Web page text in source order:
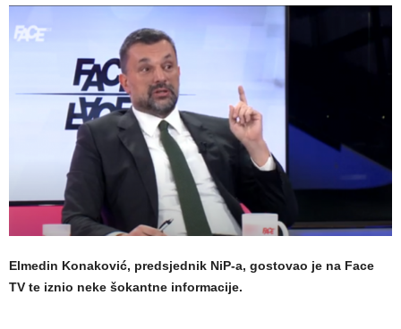
Elmedin Konaković, predsjednik NiP-a, gostovao je na Face
TV te iznio neke šokantne informacije.